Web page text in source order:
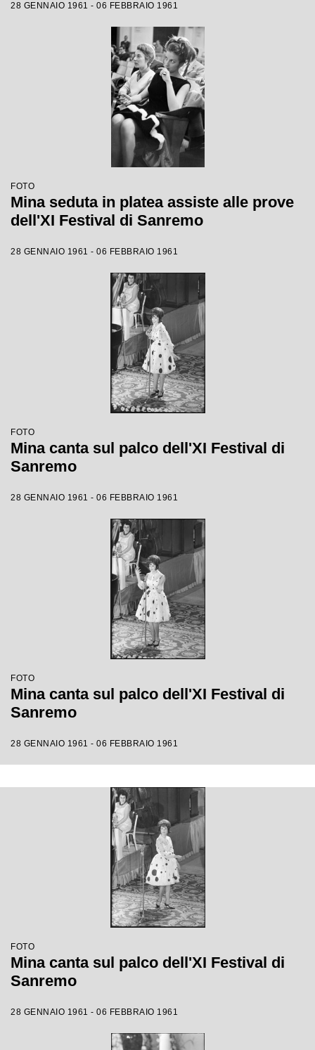
28 GENNAIO 1961 - 06 FEBBRAIO 1961
FOTO
Mina seduta in platea assiste alle prove
dell'XI Festival di Sanremo
28 GENNAIO 1961 - 06 FEBBRAIO 1961
FOTO
Mina canta sul palco dell'XI Festival di
Sanremo
28 GENNAIO 1961 - 06 FEBBRAIO 1961
FOTO
Mina canta sul palco dell'XI Festival di
Sanremo
28 GENNAIO 1961 - 06 FEBBRAIO 1961
FOTO
Mina canta sul palco dell'XI Festival di
Sanremo
28 GENNAIO 1961 - 06 FEBBRAIO 1961